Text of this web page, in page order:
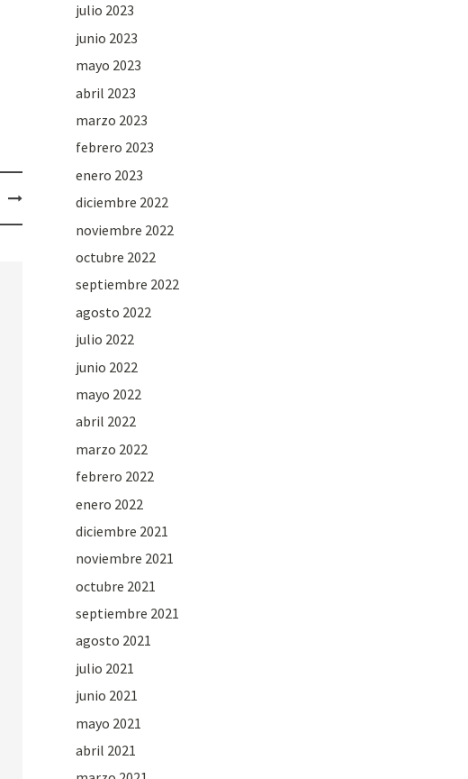
julio 2023
junio 2023
mayo 2023
abril 2023
marzo 2023
febrero 2023
enero 2023
diciembre 2022
noviembre 2022
octubre 2022
septiembre 2022
agosto 2022
julio 2022
junio 2022
mayo 2022
abril 2022
marzo 2022
febrero 2022
enero 2022
diciembre 2021
noviembre 2021
octubre 2021
septiembre 2021
agosto 2021
julio 2021
junio 2021
mayo 2021
abril 2021